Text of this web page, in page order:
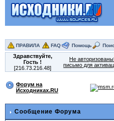
ПРАВИЛА FAQ Помощь
Здравствуйте,
Гость!
[216.73.216.48]
Не
письмо для
Форум на
Исходниках.RU
Сообщение Форума